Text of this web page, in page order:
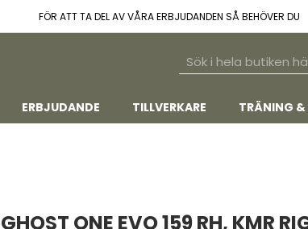
FÖR ATT TA DEL AV VÅRA ERBJUDANDEN SÅ BEHÖVER DU
SEARCH
ERBJUDANDE TILLVERKARE TRÄNING
GHOST ONE EVO 159 RH, KMR